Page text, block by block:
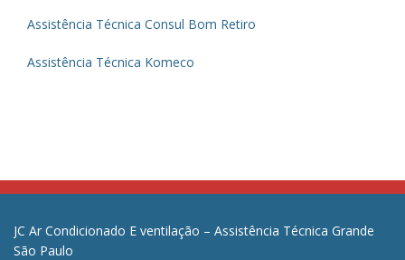
Assistência Técnica Consul Bom Retiro
Assistência Técnica Komeco
JC Ar Condicionado E ventilação – Assistência Técnica Grande
São Paulo